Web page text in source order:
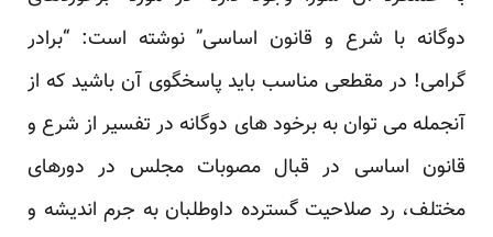
دوگانه با شرع و قانون اساسی” نوشته است: “برادر
گرامی! در مقطعی مناسب باید پاسخگوی آن باشید که از
آنجمله می توان به برخود های دوگانه در تفسیر از شرع و
قانون اساسی در قبال مصوبات مجلس در دورهای
مختلف، رد صلاحیت گسترده داوطلبان به جرم اندیشه و